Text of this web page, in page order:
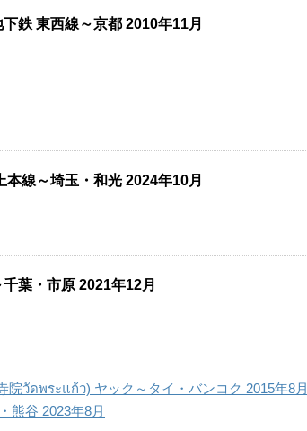
鉄 東西線～京都 2010年11月
本線～埼玉・和光 2024年10月
千葉・市原 2021年12月
院วัดพระแก้ว) ヤック～タイ・バンコク 2015年8月
熊谷 2023年8月